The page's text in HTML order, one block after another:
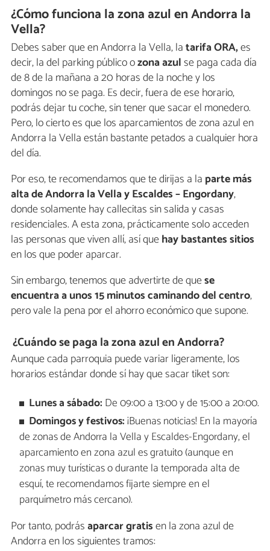
¿Cómo funciona la zona azul en Andorra la
Vella?
Debes saber que en Andorra la Vella, latarifa ORA,es
decir, la del parking público ozona azulse paga cada día
de 8 de la mañana a 20 horas de la noche y los
domingos no se paga. Es decir, fuera de ese horario,
podrás dejar tu coche, sin tener que sacar el monedero.
Pero, lo cierto es que los aparcamientos de zona azul en
Andorra la Vella están bastante petados a cualquier hora
del día.
Por eso, te recomendamos que te dirijas a la parte más
alta de Andorra la Vella y Escaldes – Engordany,
donde solamente hay callecitas sin salida y casas
residenciales. A esta zona, prácticamente solo acceden
las personas que viven allí, así quehay bastantes sitios
en los que poder aparcar.
Sin embargo, tenemos que advertirte de quese
encuentra a unos 15 minutos caminando del centro,
pero vale la pena por el ahorro económico que supone.
¿Cuándo se paga la zona azul en Andorra?
Aunque cada parroquia puede variar ligeramente, los
horarios estándar donde sí hay que sacar tiket son:
Lunes a sábado: De 09:00 a 13:00 y de 15:00 a 20:00.
Domingos y festivos:¡Buenas noticias! En la mayoría
de zonas de Andorra la Vella y Escaldes-Engordany, el
aparcamiento en zona azul es gratuito (aunque en
zonas muy turísticas o durante la temporada alta de
esquí, te recomendamos fijarte siempre en el
parquímetro más cercano).
Por tanto, podrásaparcar gratisen la zona azul de
Andorra en los siguientes tramos: